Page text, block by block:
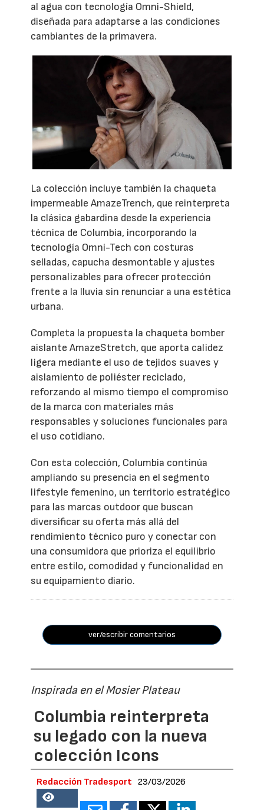
al agua con tecnología Omni-Shield,
diseñada para adaptarse a las condiciones
cambiantes de la primavera.
La colección incluye también la chaqueta
impermeable AmazeTrench, que reinterpreta
la clásica gabardina desde la experiencia
técnica de Columbia, incorporando la
tecnología Omni-Tech con costuras
selladas, capucha desmontable y ajustes
personalizables para ofrecer protección
frente a la lluvia sin renunciar a una estética
urbana.
Completa la propuesta la chaqueta bomber
aislante AmazeStretch, que aporta calidez
ligera mediante el uso de tejidos suaves y
aislamiento de poliéster reciclado,
reforzando al mismo tiempo el compromiso
de la marca con materiales más
responsables y soluciones funcionales para
el uso cotidiano.
Con esta colección, Columbia continúa
ampliando su presencia en el segmento
lifestyle femenino, un territorio estratégico
para las marcas outdoor que buscan
diversificar su oferta más allá del
rendimiento técnico puro y conectar con
una consumidora que prioriza el equilibrio
entre estilo, comodidad y funcionalidad en
su equipamiento diario.
ver/escribir comentarios
Inspirada en el Mosier Plateau
Columbia reinterpreta
su legado con la nueva
colección Icons
Redacción Tradesport 23/03/2026